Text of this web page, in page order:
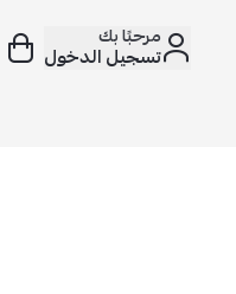
مرحبًا بك
تسجيل الدخول